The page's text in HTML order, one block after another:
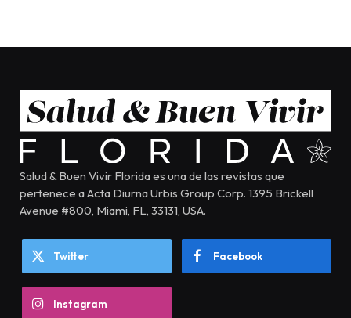
Salud & Buen Vivir Florida es una de las revistas que
pertenece a Acta Diurna Urbis Group Corp. 1395 Brickell
Avenue #800, Miami, FL, 33131, USA.
Twitter Facebook
Instagram